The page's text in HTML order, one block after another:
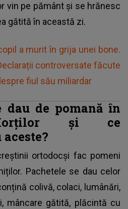
vin pe pământ și se hrănesc
gătită în această zi.
a murit în grija unei bone.
controversate făcute
fiul său miliardar
dau de pomană în
și ce
ortodocși fac pomeni
Pachetele se dau celor
colivă, colaci, lumânări,
mâncare gătită, plăcintă cu